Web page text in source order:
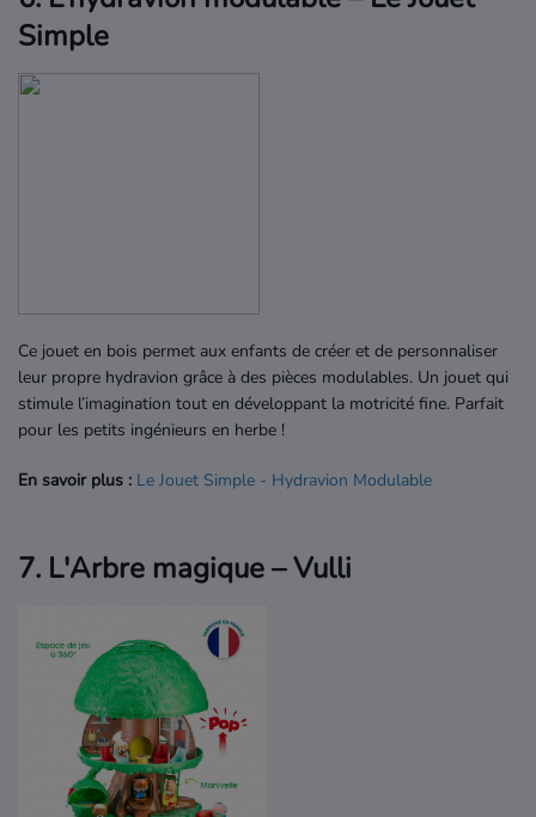
Simple
Ce jouet en bois permet aux enfants de créer et de personnaliser
leur propre hydravion grâce à des pièces modulables. Un jouet qui
stimule l’imagination tout en développant la motricité fine. Parfait
pour les petits ingénieurs en herbe !
En savoir plus : Le Jouet Simple - Hydravion Modulable
7. L'Arbre magique – Vulli